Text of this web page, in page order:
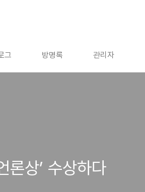
그 방명록 관리자
론상’ 수상하다